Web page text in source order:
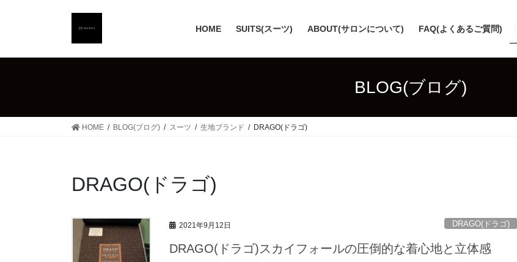
HOME SUITS(スーツ) ABOUT(サロンについて) FAQ(よくあるご質問)
BLOG(ブログ)
HOME BLOG(ブログ) スーツ 生地ブランド DRAGO(ドラゴ)
DRAGO(ドラゴ)
2021年9月12日 DRAGO(ドラゴ)
DRAGO(ドラゴ)スカイフォールの圧倒的な着心地と立体感